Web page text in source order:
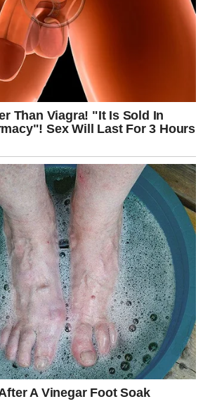
da se ostvaruju mnogo lakše nego
vas sreća prati gdje god krenete.
vi zaslužili ovu
odgovor.
kada je bilo najteže.
sebi čak i onda kada su vas drugi
vjerovati u bolje sutra čak i kada nije
za optimizam.
iskrenost i veliko srce, a upravo
izdvajaju.